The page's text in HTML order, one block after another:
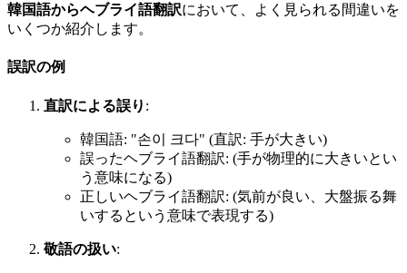
韓国語からヘブライ語翻訳において、よく見られる間違いを
いくつか紹介します。
誤訳の例
直訳による誤り :
韓国語: "손이 크다" (直訳: 手が大きい)
誤ったヘブライ語翻訳: (手が物理的に大きいとい
う意味になる)
正しいヘブライ語翻訳: (気前が良い、大盤振る舞
いするという意味で表現する)
敬語の扱い: